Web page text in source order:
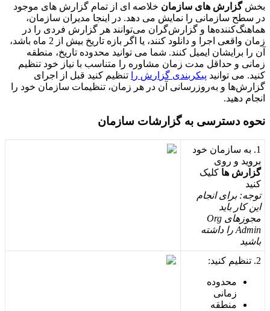
بخش گز ر ش های ساز مان خلصه ی ز تمام گز ر ش های موجود
در سطح ساز مانی ر نمایش می دهد. در ینجا مدیر ن ساز مان،
هماهنگکنندهها و گز ر شگر ن میتو نند هر گز ر ش فر دی ر در
ز مان و قعی جر و د نلود کنند، یا گر باز ه تار یخ بیش ز 2 ماه باشد،
ن ر بر یشان یمیل کنند. شما می تو نید محدوده تار یخ، منطقه
ز مانی و حد قل مدت ز مان مشاور ه ر متناسب با نیاز خود تنظیم
کنید. می تو نید پیکر بندی گز ر ش ر تنظیم کنید قبل ز جر ی
گز ر شها و بهر وز ر سانی ن در هر ز مان، تنظیمات ساز مان خود ر
نجام دهید.
نحوه دستر سی به گز ر شات ساز مان
1
. به ساز مان خود
بر وید و ر وی
گز ار ش ها کلیک
کنید
توجه: برای انجام
این کار باید
مجوزهای Org
Admin را داشته
باشید
2
. تنظیم کنید:
محدوده
ز مانی
منطقه